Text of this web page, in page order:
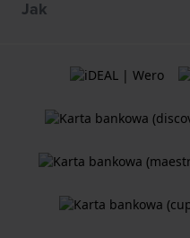
Jak